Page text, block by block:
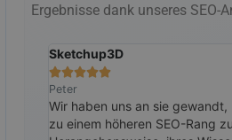
Ergebnisse dank unseres SEO-
Sketchup3D

Peter
Wir haben uns an sie gewandt,
zu einem höheren SEO-Rang